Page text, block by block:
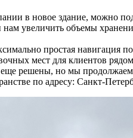
в новое здание, можно
увеличить объемы
простая навигация
мест для клиентов
решены, но мы
по адресу: Санкт-